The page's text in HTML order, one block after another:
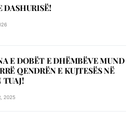
DASHURISË!
E DOBËT E DHËMBËVE MUND
QENDRËN E KUJTESËS NË
TUAJ!
2025